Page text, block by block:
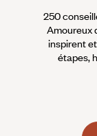
250
Amoureux
inspirent
étapes,